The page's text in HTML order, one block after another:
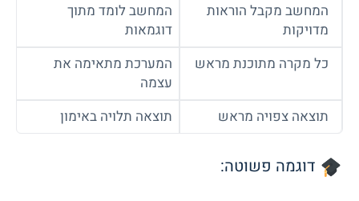
המחשב מקבל הוראות
מדויקות
המחשב לומד מתוך
דוגמאות
כל מקרה מתוכנת מראש
המערכת מתאימה את
עצמה
תוצאה צפויה מראש
תוצאה תלויה באימון
דוגמה פשוטה: